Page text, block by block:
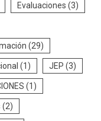
Evaluaciones (3)
(29)
(1) JEP (3)
(1)
(2)